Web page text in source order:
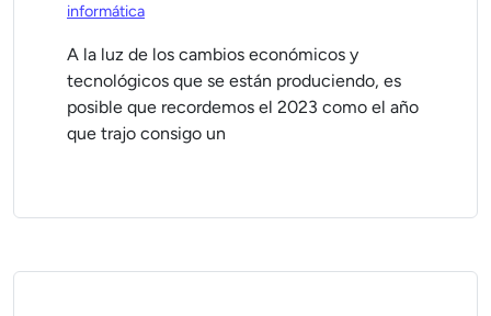
informática
A la luz de los cambios económicos y
tecnológicos que se están produciendo, es
posible que recordemos el 2023 como el año
que trajo consigo un